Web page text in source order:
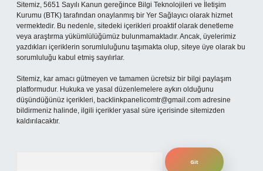
Sitemiz, 5651 Sayılı Kanun gereğince Bilgi Teknolojileri ve İletişim
Kurumu (BTK) tarafından onaylanmış bir Yer Sağlayıcı olarak hizmet
vermektedir. Bu nedenle, sitedeki içerikleri proaktif olarak denetleme
veya araştırma yükümlülüğümüz bulunmamaktadır. Ancak, üyelerimiz
yazdıkları içeriklerin sorumluluğunu taşımakta olup, siteye üye olarak bu
sorumluluğu kabul etmiş sayılırlar.
Sitemiz, kar amacı gütmeyen ve tamamen ücretsiz bir bilgi paylaşım
platformudur. Hukuka ve yasal düzenlemelere aykırı olduğunu
düşündüğünüz içerikleri, backlinkpanelicomtr@gmail.com adresine
bildirmeniz halinde, ilgili içerikler yasal süre içerisinde sitemizden
kaldırılacaktır.